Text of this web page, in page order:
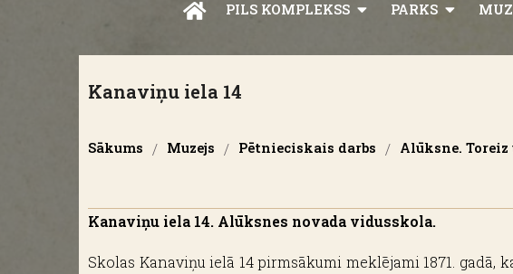
PILS KOMPLEKSS PARKS
Kanaviņu iela 14
Sākums / Muzejs / Pētnieciskais darbs / Alūksne. Toreiz
Kanaviņu iela 14. Alūksnes novada vidusskola.
Skolas Kanaviņu ielā 14 pirmsākumi meklējami 1871. gadā,